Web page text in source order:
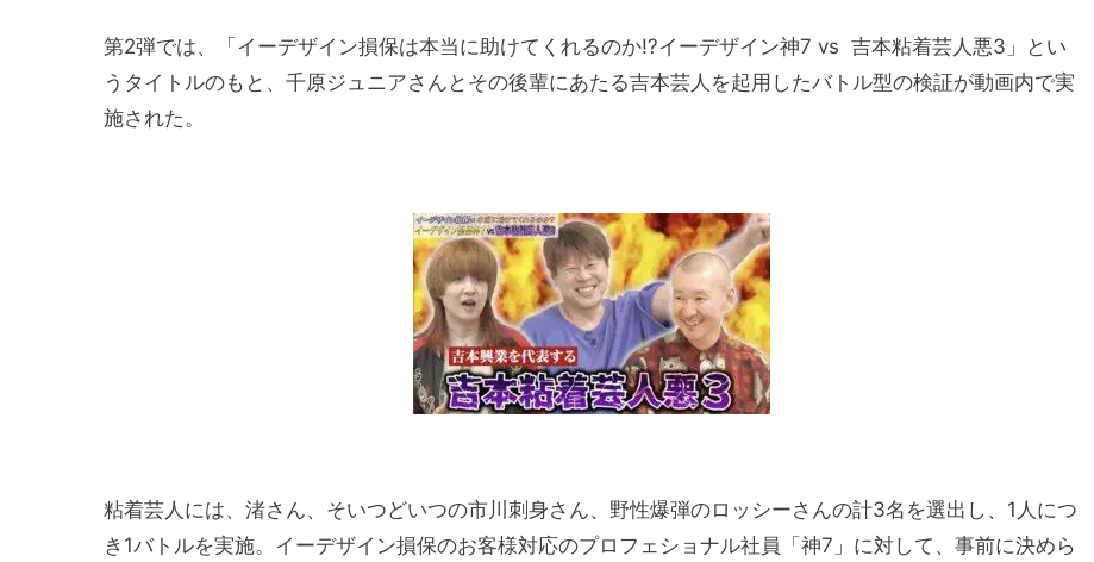
第2弾では、「イーデザイン損保は本当に助けてくれるのか!?イーデザイン神7 vs 吉本粘着芸人悪3」とい
うタイトルのもと、千原ジュニアさんとその後輩にあたる吉本芸人を起用したバトル型の検証が動画内で実
施された。
粘着芸人には、渚さん、そいつどいつの市川刺身さん、野性爆弾のロッシーさんの計3名を選出し、1人につ
き1バトルを実施。イーデザイン損保のお客様対応のプロフェショナル社員「神7」に対して、事前に決めら